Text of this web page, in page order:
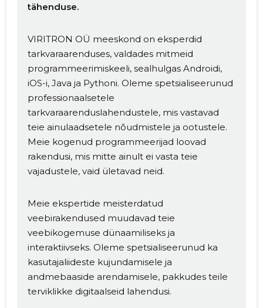
tähenduse.
VIRITRON OÜ meeskond on eksperdid
tarkvaraarenduses, valdades mitmeid
programmeerimiskeeli, sealhulgas Androidi,
iOS-i, Java ja Pythoni. Oleme spetsialiseerunud
professionaalsetele
tarkvaraarenduslahendustele, mis vastavad
teie ainulaadsetele nõudmistele ja ootustele.
Meie kogenud programmeerijad loovad
rakendusi, mis mitte ainult ei vasta teie
vajadustele, vaid ületavad neid.
Meie ekspertide meisterdatud
veebirakendused muudavad teie
veebikogemuse dünaamiliseks ja
interaktiivseks. Oleme spetsialiseerunud ka
kasutajaliideste kujundamisele ja
andmebaaside arendamisele, pakkudes teile
terviklikke digitaalseid lahendusi.